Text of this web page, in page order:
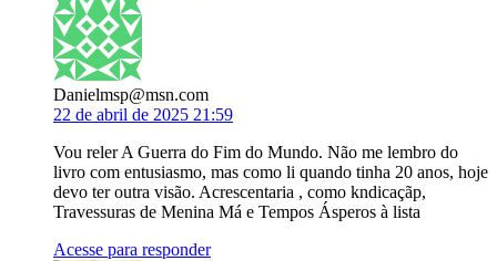
Danielmsp@msn.com
22 de abril de 2025 21:59
Vou reler A Guerra do Fim do Mundo. Não me lembro do
livro com entusiasmo, mas como li quando tinha 20 anos, hoje
devo ter outra visão. Acrescentaria , como kndicaçãp,
Travessuras de Menina Má e Tempos Ásperos à lista
Acesse para responder